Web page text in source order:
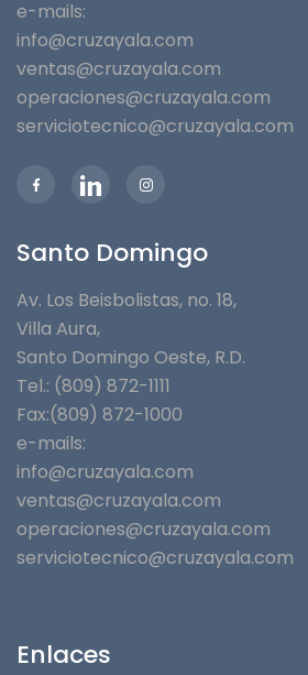
e-mails:
info@cruzayala.com
ventas@cruzayala.com
operaciones@cruzayala.com
serviciotecnico@cruzayala.com
Santo Domingo
Av. Los Beisbolistas, no. 18,
Villa Aura,
Santo Domingo Oeste, R.D.
Tel.: (809) 872-1111
Fax:(809) 872-1000
e-mails:
info@cruzayala.com
ventas@cruzayala.com
operaciones@cruzayala.com
serviciotecnico@cruzayala.com
Enlaces